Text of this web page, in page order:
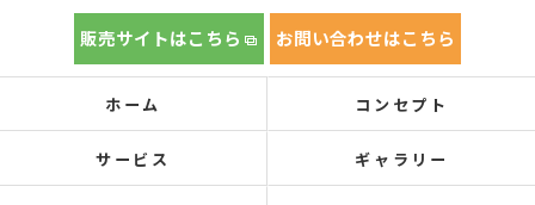
販売サイトはこちら お問い合わせはこちら
ホーム コンセプト
サービス ギャラリー